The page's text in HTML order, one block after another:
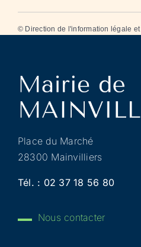
© Direction de l'information légale
Place du Marché
28300 Mainvilliers
Tél. : 02 37 18 56 80
Nous contacter